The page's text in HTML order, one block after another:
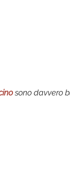
sono davvero